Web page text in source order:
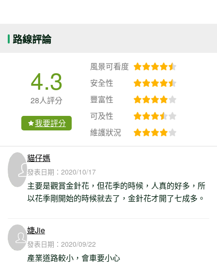
路線評論
4.3
28人評分
我要評分
風景可看度
安全性
豐富性
可及性
維護狀況
貓仔媽
發表日期： 2020/10/17
主要是觀賞金針花，但花季的時候，人真的好多，所
以花季剛開始的時候就去了，金針花才開了七成多。
婕Jie
發表日期： 2020/09/22
產業道路較小，會車要小心